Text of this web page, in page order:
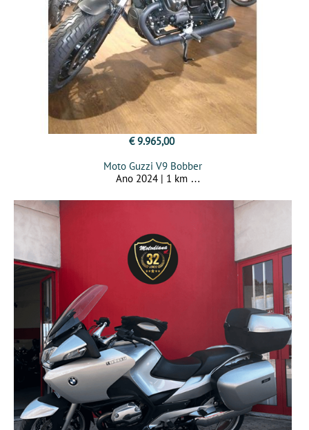
€ 9.965,00
Moto Guzzi V9 Bobber
Ano 2024 | 1 km